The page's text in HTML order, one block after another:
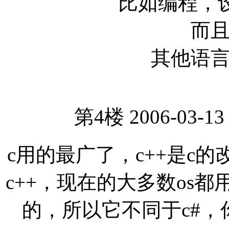
而
其他语
第4楼 2006-03-
c用的最广了，c++是c的
c++，现在的大多数os都
的，所以它不同于c#